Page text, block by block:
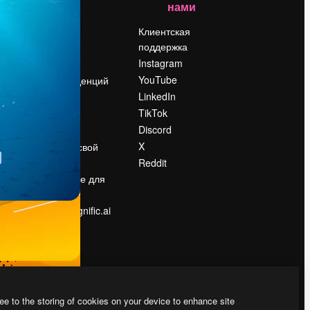
Поиск тенденций
Продайте свой
Помещение для
Ищете magnific.ai
нами
Клиентская
поддержка
Instagram
YouTube
LinkedIn
TikTok
Discord
X
Reddit
to the storing of cookies on your device to enhance site